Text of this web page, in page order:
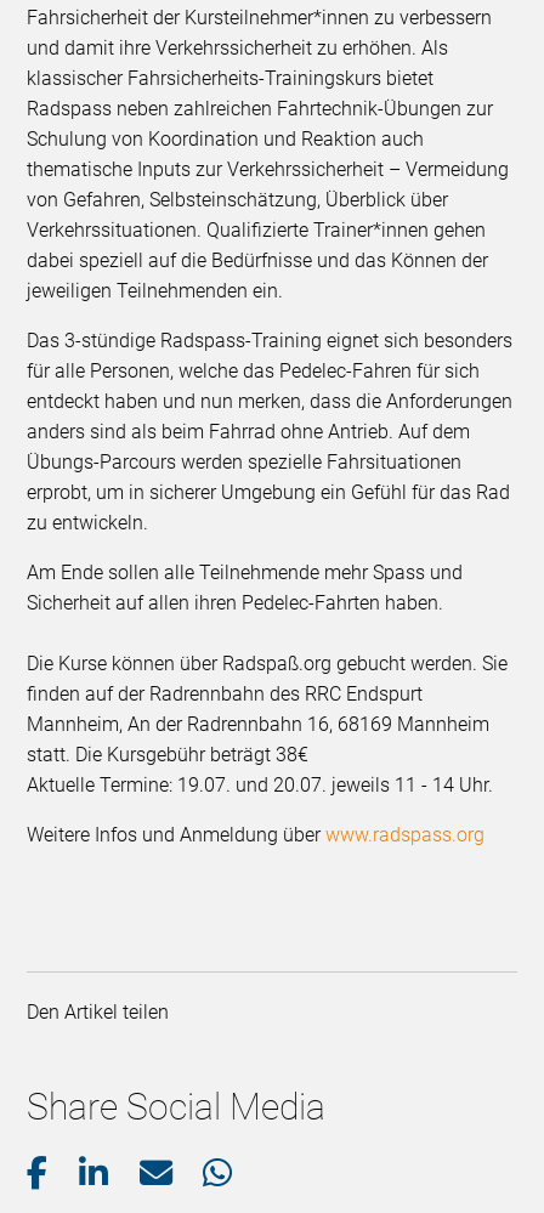
Fahrsicherheit der Kursteilnehmer*innen zu verbessern
und damit ihre Verkehrssicherheit zu erhöhen. Als
klassischer Fahrsicherheits-Trainingskurs bietet
Radspass neben zahlreichen Fahrtechnik-Übungen zur
Schulung von Koordination und Reaktion auch
thematische Inputs zur Verkehrssicherheit – Vermeidung
von Gefahren, Selbsteinschätzung, Überblick über
Verkehrssituationen. Qualifizierte Trainer*innen gehen
dabei speziell auf die Bedürfnisse und das Können der
jeweiligen Teilnehmenden ein.
Das 3-stündige Radspass-Training eignet sich besonders
für alle Personen, welche das Pedelec-Fahren für sich
entdeckt haben und nun merken, dass die Anforderungen
anders sind als beim Fahrrad ohne Antrieb. Auf dem
Übungs-Parcours werden spezielle Fahrsituationen
erprobt, um in sicherer Umgebung ein Gefühl für das Rad
zu entwickeln.
Am Ende sollen alle Teilnehmende mehr Spass und
Sicherheit auf allen ihren Pedelec-Fahrten haben.
Die Kurse können über Radspaß.org gebucht werden. Sie
finden auf der Radrennbahn des RRC Endspurt
Mannheim, An der Radrennbahn 16, 68169 Mannheim
statt. Die Kursgebühr beträgt 38€
Aktuelle Termine: 19.07. und 20.07. jeweils 11 - 14 Uhr.
Weitere Infos und Anmeldung überwww.radspass.org
Den Artikel teilen
Share Social Media